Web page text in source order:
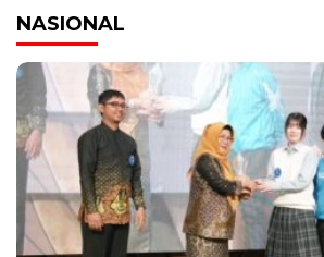
NASIONAL